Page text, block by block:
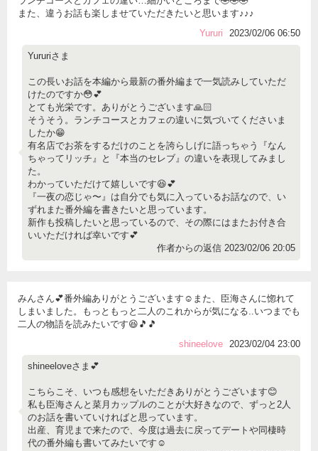
また、違うお話も楽しませていただきたいと思います♪♪♪
Yururi
2023/02/06 06:50
Yururiさま
この長いお話を本編から最新の番外編まで一気読みしていただ
けたのですか😳💕
とても光栄です。ありがとうございます🙏🏻
そうそう。ランチコースとカフェの違いに気づいてくださいま
したか😁
有名店でお茶をするだけのことを誇らしげに語っちゃう『なん
ちゃってリッチ』と『本当のセレブ』の違いを表現してみまし
た。
わかっていただけて嬉しいです😆💕
『一夜の恋じゃ〜』は自分でも気に入っているお話なので、い
ずれまた番外編を書きたいと思っています。
新作も投稿したいと思っているので、その際にはまたお付き合
いいただければ幸いです💕
作者からの返信 2023/02/06 20:05
みんさん💕番外編ありがとうございます☺️また、臣海さんに惚れて
しまいました。もっともっと二人のこれからが気になる..いつまでも
二人の物語を読みたいです😆🎵🎵
shineelove
2023/02/04 23:00
shineeloveさま💕
こちらこそ、いつも感想をいただきありがとうございます😊
私も臣海さんと菜月カップルのことが大好きなので、ずっと2人
のお話を書いていければと思っています。
出産、育児まで来たので、今度は過去に戻ってデートや同棲時
代の番外編も書いてみたいです☺️